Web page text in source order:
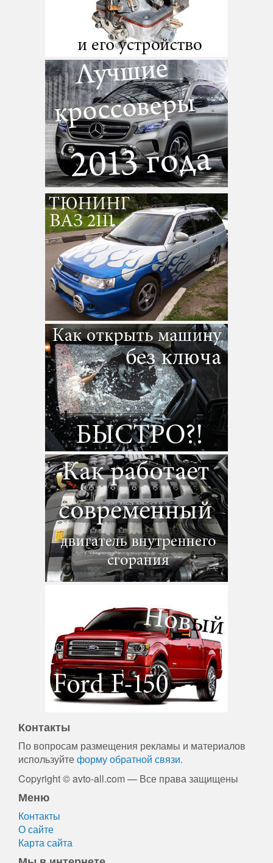
Контакты
По вопросам размещения рекламы и материалов
используйтеформу обратной связи.
Copyright © avto-all.com — Все права защищены
Меню
Контакты
О сайте
Карта сайта